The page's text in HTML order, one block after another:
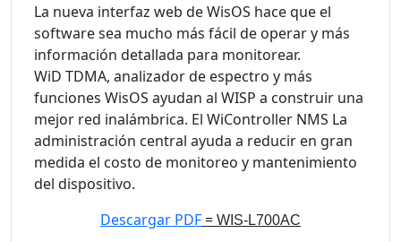
La nueva interfaz web de WisOS hace que el
software sea mucho más fácil de operar y más
información detallada para monitorear.
WiD TDMA, analizador de espectro y más
funciones WisOS ayudan al WISP a construir una
mejor red inalámbrica. El WiController NMS La
administración central ayuda a reducir en gran
medida el costo de monitoreo y mantenimiento
del dispositivo.
Descargar PDF= WIS-L700AC